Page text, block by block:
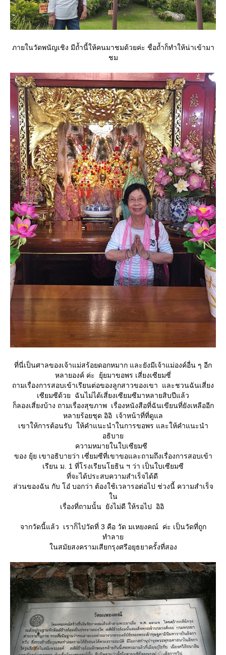
ภายในวัดพนัญเชิง มีถ้ำนี้ให้คนมาชมด้วยค่ะ ชื่อถ้ำก็ทำให้น่าเข้ามา
ชม
ที่นี่เป็นศาลของเจ้าแม่สร้อยดอกหมาก และยังมีเจ้าแม่องค์อื่น ๆ อีก
หลายองค์ ค่ะ ยุ้ยมาขอพร เสี่ยงเซียมซี่
ถามเรื่องการสอบเข้าเรียนต่อของลูกสาวของเขา และชวนฉันเสี่ยง
เซียมซีด้วย ฉันไม่ได้เสี่ยงเซียมซีมาหลายสิบปีแล้ว
ก็ลองเสี่ยงบ้าง ถามเรื่องสุขภาพ เรื่องหนังสือที่ฉันเขียนที่ยังเหลืออีก
หลายร้อยชุด อิอิ เจ้าหน้าที่ที่ดูแล
เขาให้การต้อนรับ ให้คำแนะนำในการขอพร และให้คำแนะนำ
อธิบา
ความหมายในใบเซียมซี
ของ ยุ้ย เขาอธิบายว่า เซี่ยมซีที่เขาขอและถามถึงเรื่องการสอบเข้า
เรียน ม. 1 ที่โรงเรียนโยธิน ฯ ว่า เป็นใบเซียมซี
ที่จะได้ประสบความสำเร็จได้ดี
ส่วนของฉัน กับ โอ๋ บอกว่า ต้องใช้เวลารอต่อไป ช่วงนี้ ความสำเร็จ
น
เรื่องที่ถามนั้น ยังไม่ดี ให้รอไป อิอิ
จากวัดนี้แล้ว เราก็ไปวัดที่ 3 คือ วัด มเหยงคณ์ ค่ะ เป็นวัดที่ถูก
ทำลา
นสมัยสงครามเสียกรุงศรีอยุธยาครั้งที่สอง